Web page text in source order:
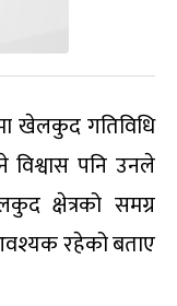
खेलकुद गतिविधि
विश्वास पनि उनले
क्षेत्रको समग्र
रहेको बताए